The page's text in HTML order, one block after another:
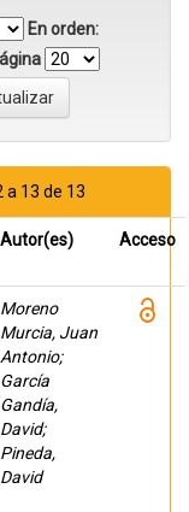
En orden:
a 13 de 13
Autor(es) Acceso
Moreno
Murcia, Juan
Antonio;
García
Gandía,
David;
Pineda,
David